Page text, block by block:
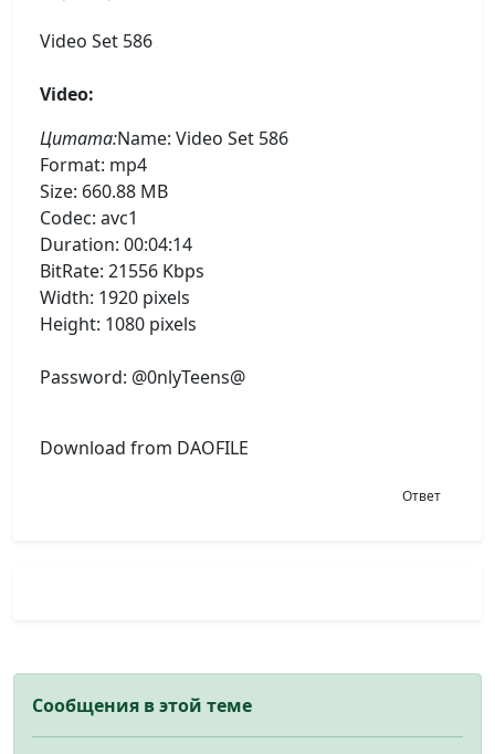
Video Set 586
Video:
Цитата:Name: Video Set 586
Format: mp4
Size: 660.88 MB
Codec: avc1
Duration: 00:04:14
BitRate: 21556 Kbps
Width: 1920 pixels
Height: 1080 pixels
Password: @0nlyTeens@
Download from DAOFILE
Ответ
Сообщения в этой теме